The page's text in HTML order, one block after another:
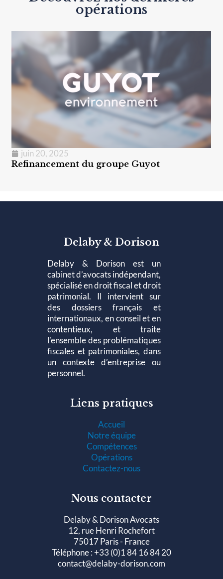
opérations
juin 20, 2025
Refinancement du groupe Guyot
Delaby & Dorison
Delaby & Dorison est un
cabinet d’avocats indépendant,
spécialisé en droit fiscal et droit
patrimonial. Il intervient sur
des dossiers français et
internationaux, en conseil et en
contentieux, et traite
l’ensemble des problématiques
fiscales et patrimoniales, dans
un contexte d’entreprise ou
personnel.
Liens pratiques
Accueil
Notre équipe
Compétences
Opérations
Contactez-nous
Nous contacter
Delaby & Dorison Avocats
12, rue Henri Rochefort
75017 Paris - France
Téléphone : +33 (0)1 84 16 84 20
contact@delaby-dorison.com